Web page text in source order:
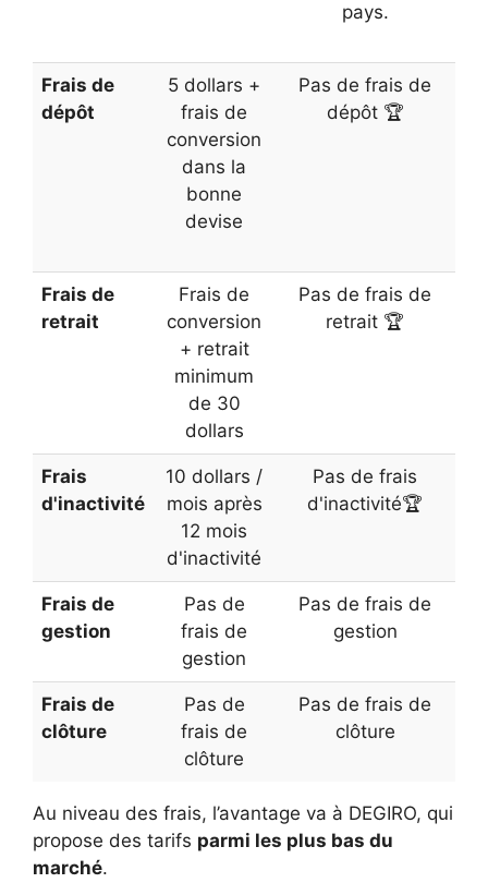
pays.
Frais de
dépôt
5 dollars +
frais de
conversion
dans la
bonne
devise
Pas de frais de
dépôt 🏆
Frais de
retrait
Frais de
conversion
+ retrait
minimum
de 30
dollars
Pas de frais de
retrait 🏆
Frais
d'inactivité
10 dollars /
mois après
12 mois
d'inactivité
Pas de frais
d'inactivité🏆
Frais de
gestion
Pas de
frais de
gestion
Pas de frais de
gestion
Frais de
clôture
Pas de
frais de
clôture
Pas de frais de
clôture
Au niveau des frais, l’avantage va à DEGIRO, qui
propose des tarifs parmi les plus bas du
marché.